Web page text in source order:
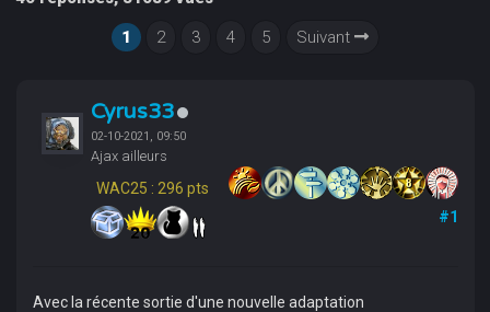
1
2 3 4 5 Suivant
Cyrus33
02-10-2021, 09:50
Ajax ailleurs
WAC25 : 296 pts
#1
Avec la récente sortie d'une nouvelle adaptation